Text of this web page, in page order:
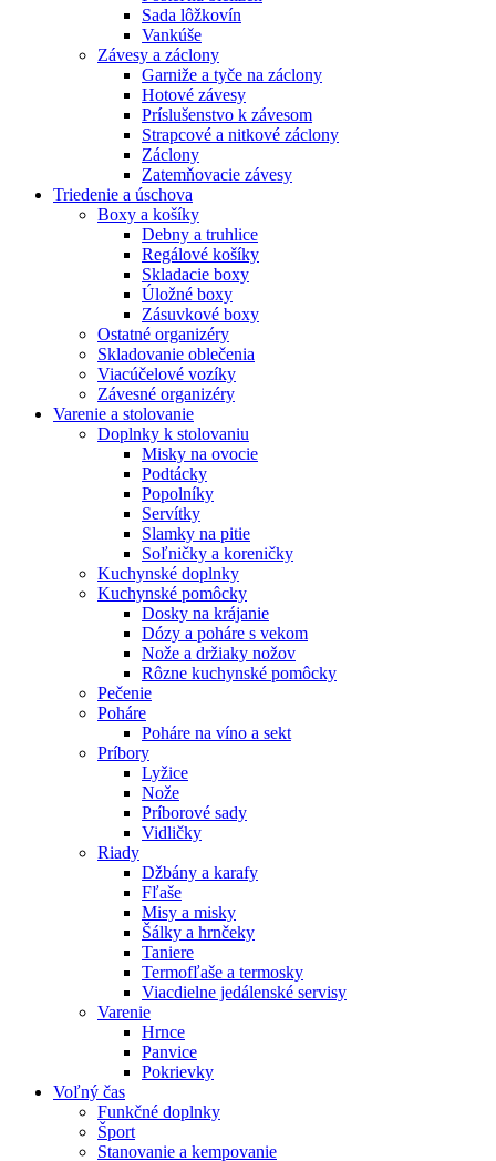
Sada lôžkovín
Vankúše
Závesy a záclony
Garniže a tyče na záclony
Hotové závesy
Príslušenstvo k závesom
Strapcové a nitkové záclony
Záclony
Zatemňovacie závesy
Triedenie a úschova
Boxy a košíky
Debny a truhlice
Regálové košíky
Skladacie boxy
Úložné boxy
Zásuvkové boxy
Ostatné organizéry
Skladovanie oblečenia
Viacúčelové vozíky
Závesné organizéry
Varenie a stolovanie
Doplnky k stolovaniu
Misky na ovocie
Podtácky
Popolníky
Servítky
Slamky na pitie
Soľničky a koreničky
Kuchynské doplnky
Kuchynské pomôcky
Dosky na krájanie
Dózy a poháre s vekom
Nože a držiaky nožov
Rôzne kuchynské pomôcky
Pečenie
Poháre
Poháre na víno a sekt
Príbory
Lyžice
Nože
Príborové sady
Vidličky
Riady
Džbány a karafy
Fľaše
Misy a misky
Šálky a hrnčeky
Taniere
Termofľaše a termosky
Viacdielne jedálenské servisy
Varenie
Hrnce
Panvice
Pokrievky
Voľný čas
Funkčné doplnky
Šport
Stanovanie a kempovanie